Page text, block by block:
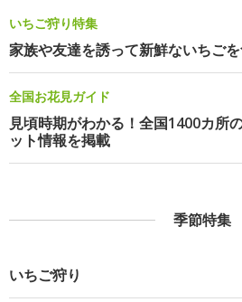
いちご狩り特集
家族や友達を誘って新鮮ないちご
全国お花見ガイド
見頃時期がわかる！全国1400カ所
ット情報を掲載
季節特集
いちご狩り